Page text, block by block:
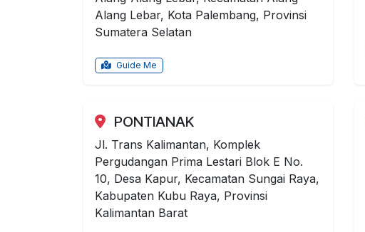
Alang Lebar, Kota Palembang, Provinsi
Sumatera Selatan
Guide Me
PONTIANAK
Jl. Trans Kalimantan, Komplek
Pergudangan Prima Lestari Blok E No.
10, Desa Kapur, Kecamatan Sungai Raya,
Kabupaten Kubu Raya, Provinsi
Kalimantan Barat